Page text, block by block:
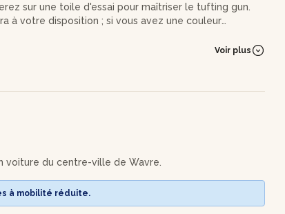
sur une toile d'essai pour maîtriser le tufting gun.
à votre disposition ; si vous avez une couleur
par tendre votre tissu sur le cadre.
tracer les contours ou remplir les formes avec des
pour un rendu uniforme et moelleux, tout en lui
Voir plus
voiture du centre-ville de Wavre.
à mobilité réduite.